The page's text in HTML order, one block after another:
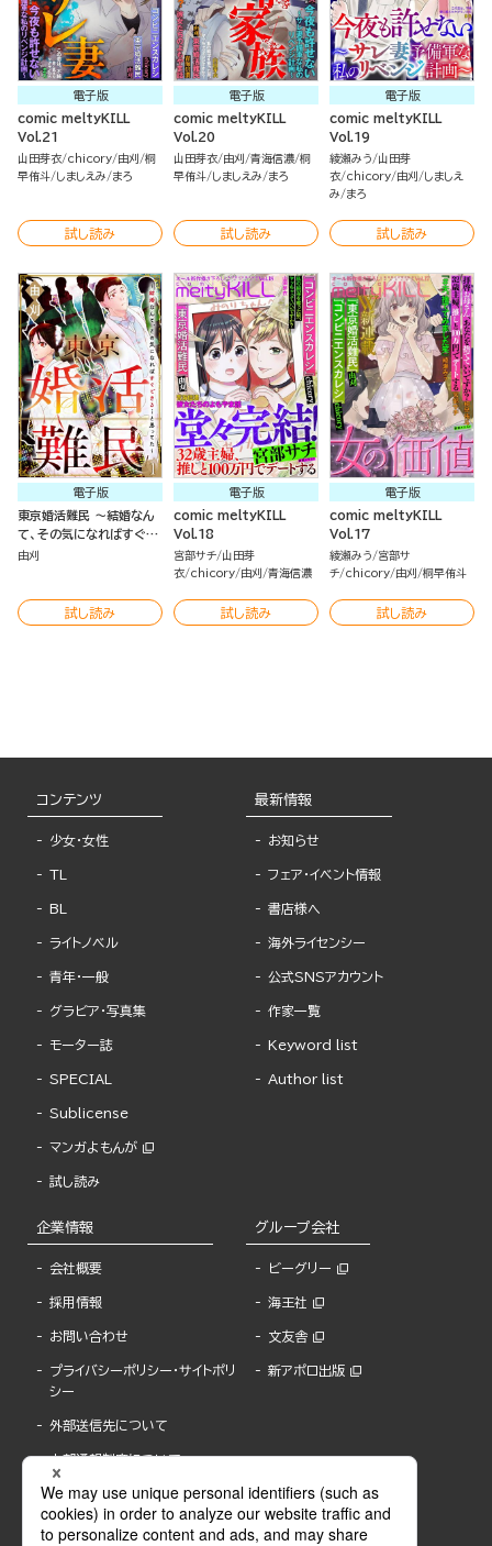
電子版
comic meltyKILL
Vol.21
山田芽衣 chicory 由刈
桐
早侑斗 しましえみ まろ
試し読み
電子版
comic meltyKILL
Vol.20
山田芽衣 由刈 青海信濃 桐
早侑斗 しましえみ まろ
試し読み
電子版
comic meltyKILL
Vol.19
綾瀬みう
山田芽
衣 chicory 由刈
しましえ
み
まろ
試し読み
電子版
東京婚活難民 ～結婚なん
て、その気になればすぐで
きる…と思ってた～（分冊
由刈
試し読み
電子版
comic meltyKILL
Vol.18
宮部サチ 山田芽
衣 chicory 由刈 青海信濃
試し読み
電子版
comic meltyKILL
Vol.17
綾瀬みう
宮部サ
チ chicory 由刈 桐早侑斗
試し読み
コンテンツ
少女・女性
TL
BL
ライトノベル
青年・一般
グラビア・写真集
モーター誌
SPECIAL
Sublicense
マンガよもんが
試し読み
最新情報
お知らせ
フェア・イベント情報
書店様へ
海外ライセンシー
公式SNSアカウント
作家一覧
Keyword list
Author list
企業情報
会社概要
採用情報
お問い合わせ
プライバシーポリシー・サイトポリ
シー
外部送信先について
内部通報制度について
グループ会社
ビーグリー
海王社
文友舎
新アポロ出版